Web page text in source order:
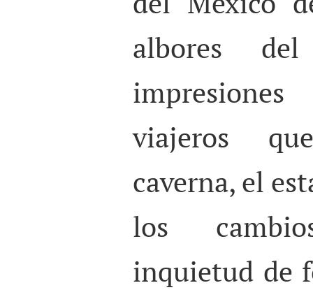
albores
viajeros
caverna, el
los
inquietud de